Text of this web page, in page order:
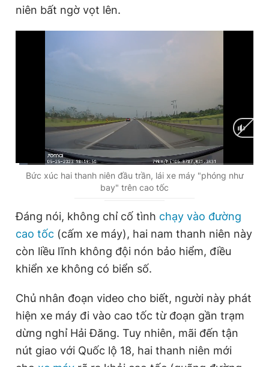
Đặt báo Quảng cáo
© 2003-2026 Bản quyền thuộc về Báo Thanh Niên. Cấm sao
chép dưới mọi hình thức nếu không có sự chấp thuận bằng văn
bản. Phát triển bởi ePi Technologies, JSC.
niên bất ngờ vọt lên.
C
n
T
i
m
e
0:01 / D
n
1:00
Bức xúc hai thanh niên đầu trần, lái xe máy "phóng như
bay" trên cao tốc
Đáng nói, không chỉ cố tình chạy vào đường
cao tốc (cấm xe máy), hai nam thanh niên này
còn liều lĩnh không đội nón bảo hiểm, điều
khiển xe không có biển số.
Chủ nhân đoạn video cho biết, người này phát
hiện xe máy đi vào cao tốc từ đoạn gần trạm
dừng nghỉ Hải Đăng. Tuy nhiên, mãi đến tận
nút giao với Quốc lộ 18, hai thanh niên mới